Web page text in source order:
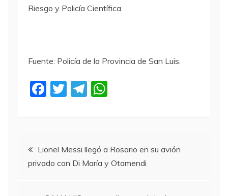
Riesgo y Policía Científica.
Fuente: Policía de la Provincia de San Luis.
F
b
o
T
T
a
m
A
p
Navegación
de
Lionel Messi llegó a Rosario en su avión
privado con Di María y Otamendi